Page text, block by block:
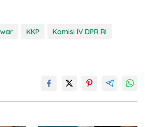
KKP
Komisi IV DPR RI